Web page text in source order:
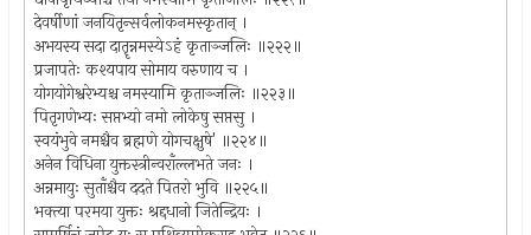
देवर्षीणां जनयितृन्सर्वलोकनमस्कृतान् ।
अभयस्य सदा दातॄन्नमस्येऽहं कृताञ्जलिः ॥२२२॥
प्रजापतेः कश्यपाय सोमाय वरुणाय च ।
योगयोगेश्वरेभ्यश्च नमस्यामि कृताञ्जलिः ॥२२३॥
पितृगणेभ्यः सप्तभ्यो नमो लोकेषु सप्तसु ।
स्वयंभुवे नमश्चैव ब्रह्मणे योगचक्षुषे' ॥२२४॥
अनेन विधिना युक्तस्त्रीन्वराँल्लभते जनः ।
अन्नमायुः सुताँश्चैव ददते पितरो भुवि ॥२२५॥
भक्त्या परमया युक्तः श्रद्दधानो जितेन्द्रियः ।